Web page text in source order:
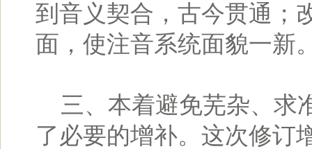
到音义契合，古今贯通；
面，使注音系统面貌一新
三、本着避免芜杂、求
了必要的增补。这次修订